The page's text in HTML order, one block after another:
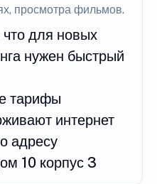
просмотра фильмов.
для новых
нужен быстрый
тарифы
интернет
адресу
10 корпус 3